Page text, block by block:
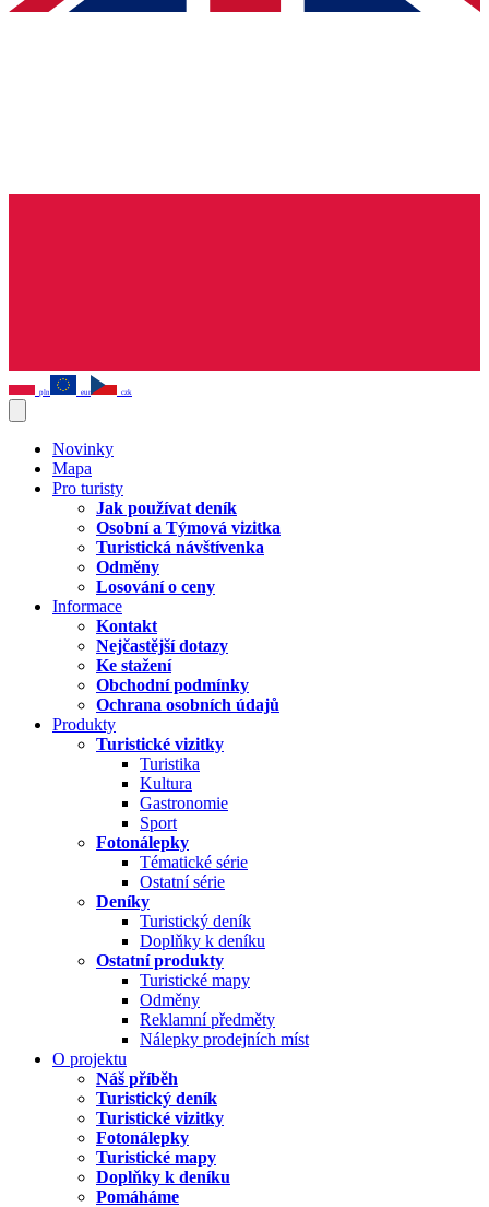
pln eur czk
Novinky
Mapa
Pro turisty
Jak používat deník
Osobní a Týmová vizitka
Turistická návštívenka
Odměny
Losování o ceny
Informace
Kontakt
Nejčastější dotazy
Ke stažení
Obchodní podmínky
Ochrana osobních údajů
Produkty
Turistické vizitky
Turistika
Kultura
Gastronomie
Sport
Fotonálepky
Tématické série
Ostatní série
Deníky
Turistický deník
Doplňky k deníku
Ostatní produkty
Turistické mapy
Odměny
Reklamní předměty
Nálepky prodejních míst
O projektu
Náš příběh
Turistický deník
Turistické vizitky
Fotonálepky
Turistické mapy
Doplňky k deníku
Pomáháme